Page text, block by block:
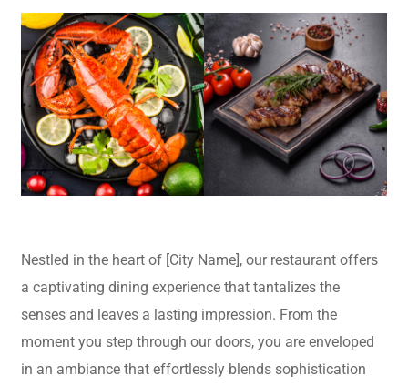
Nestled in the heart of [City Name], our restaurant offers
a captivating dining experience that tantalizes the
senses and leaves a lasting impression. From the
moment you step through our doors, you are enveloped
in an ambiance that effortlessly blends sophistication